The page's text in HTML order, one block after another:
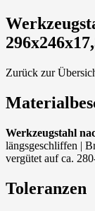
Zurück zur
Werkzeugstahl
längsgeschliffen |
vergütet auf ca.
Toleranzen